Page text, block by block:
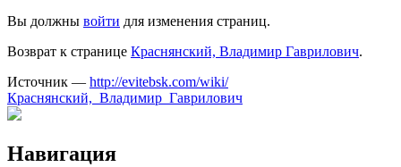
Вы должны войти для изменения страниц.
Возврат к странице Краснянский, Владимир Гаврилович.
Источник — http://evitebsk.com/wiki/
Краснянский,_Владимир_Гаврилович
Навигация